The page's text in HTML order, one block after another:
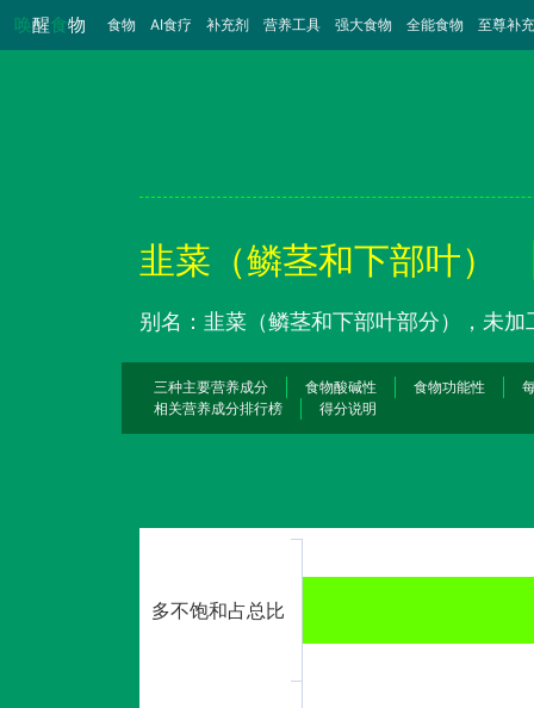
唤醒食物 食物 （当前）
AI食疗 补充剂 营养工具 强大食物 全能食物 至尊补
韭菜（鳞茎和下部叶）
别名：韭菜（鳞茎和下部叶部分），未加
三种主要营养成分 食物酸碱性 食物功能性
相关营养成分排行榜
得分说明
多不饱和占总比